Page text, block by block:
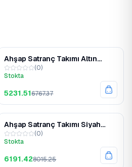
Ahşap Satranç Takımı Altın
Gümüş Metal Taşlı MERKP25G
(0)
Stokta
5231.516767.37
Ahşap Satranç Takımı Siyah
Gümüş Metal Taşlı MERKP30S
(0)
Stokta
6191.428015.25